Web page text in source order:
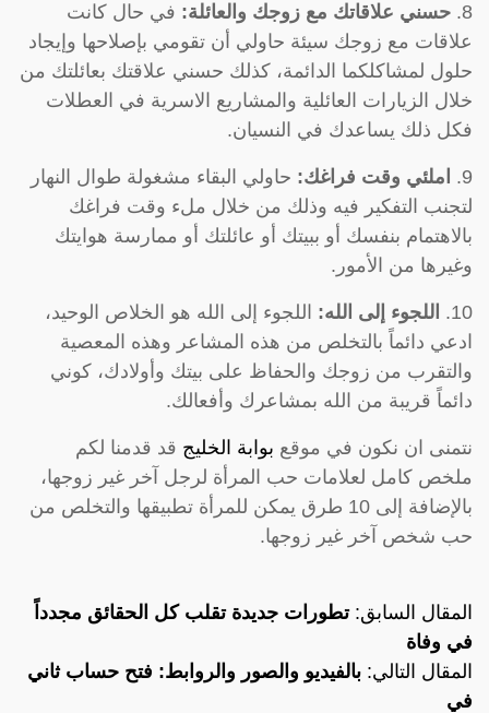
8. حسني علاقاتك مع زوجك والعائلة: في حال كانت
علاقات مع زوجك سيئة حاولي أن تقومي بإصلاحها وإيجاد
حلول لمشاكلكما الدائمة، كذلك حسني علاقتك بعائلتك من
خلال الزيارات العائلية والمشاريع الاسرية في العطلات
فكل ذلك يساعدك في النسيان.
9. املئي وقت فراغك: حاولي البقاء مشغولة طوال النهار
لتجنب التفكير فيه وذلك من خلال ملء وقت فراغك
بالاهتمام بنفسك أو ببيتك أو عائلتك أو ممارسة هوايتك
وغيرها من الأمور.
10. اللجوء إلى الله: اللجوء إلى الله هو الخلاص الوحيد،
ادعي دائماً بالتخلص من هذه المشاعر وهذه المعصية
والتقرب من زوجك والحفاظ على بيتك وأولادك، كوني
دائماً قريبة من الله بمشاعرك وأفعالك.
نتمنى ان نكون في موقع بوابة الخليج قد قدمنا لكم
ملخص كامل لعلامات حب المرأة لرجل آخر غير زوجها،
بالإضافة إلى 10 طرق يمكن للمرأة تطبيقها والتخلص من
حب شخص آخر غير زوجها.
المقال السابق:تطورات جديدة تقلب كل الحقائق مجدداً
في وفاة
المقال التالي: بالفيديو والصور والروابط: فتح حساب ثاني
في